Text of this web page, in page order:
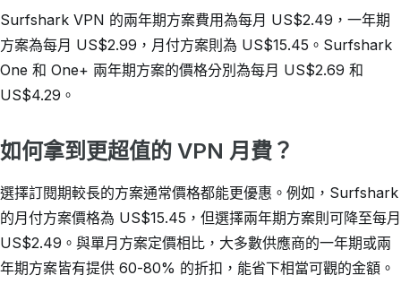
Surfshark VPN 的兩年期方案費用為每月 US$2.49 ，一年期
方案為每月 US$2.99，月付方案則為 US$15.45。Surfshark
One 和 One+ 兩年期方案的價格分別為每月 US$2.69 和
US$4.29。
如何拿到更超值的 VPN 月費？
選擇訂閱期較長的方案通常價格都能更優惠。例如，Surfshark
的月付方案價格為 US$15.45，但選擇兩年期方案則可降至每月
US$2.49 。與單月方案定價相比，大多數供應商的一年期或兩
年期方案皆有提供 60-80% 的折扣，能省下相當可觀的金額。